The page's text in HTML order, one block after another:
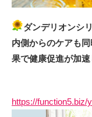
ダンデリオンシ
内側からのケアも
果で健康促進が加速
https://function5.biz/